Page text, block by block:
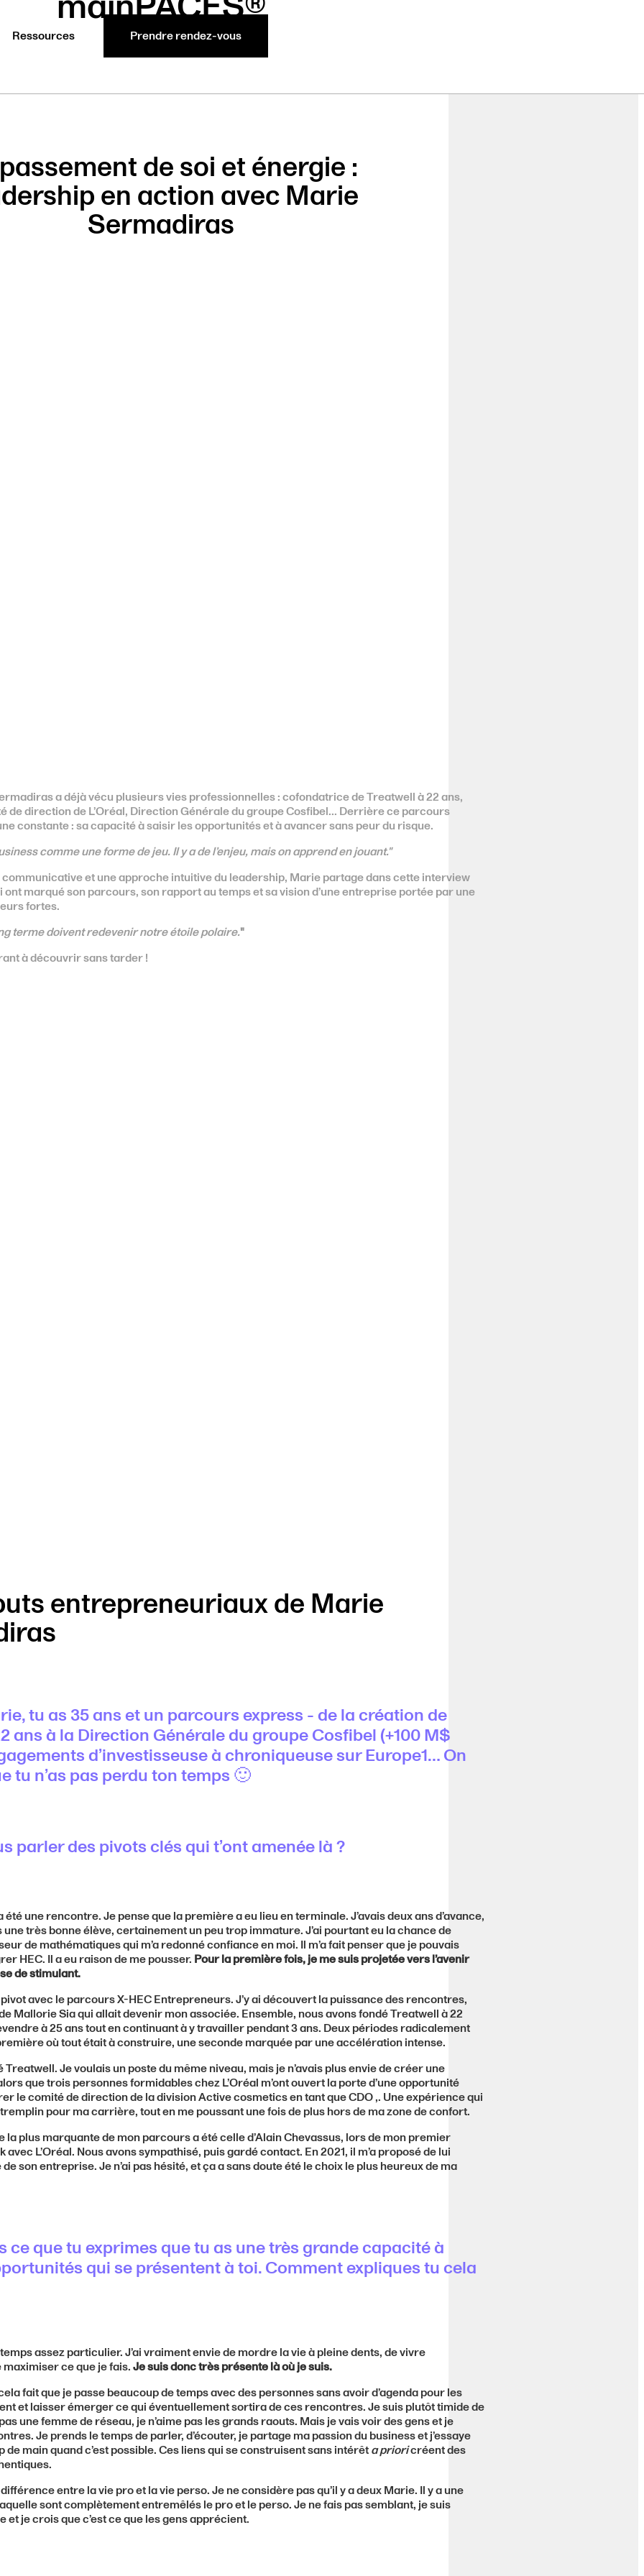
Ressources Prendre rendez-vous
de soi et énergie :
en action avec Marie
Sermadiras
a déjà vécu plusieurs vies professionnelles : cofondatrice de Treatwell à 22 ans,
de direction de L’Oréal, Direction Générale du groupe Cosfibel... Derrière ce parcours
constante : sa capacité à saisir les opportunités et à avancer sans peur du risque.
comme une forme de jeu. Il y a de l’enjeu, mais on apprend en jouant."
et une approche intuitive du leadership, Marie partage dans cette interview
marqué son parcours, son rapport au temps et sa vision d’une entreprise portée par une
fortes.
terme doivent redevenir notre étoile polaire."
à découvrir sans tarder !
entrepreneuriaux de Marie
tu as 35 ans et un parcours express - de la création de
ans à la Direction Générale du groupe Cosfibel (+100 M$
d’investisseuse à chroniqueuse sur Europe1… On
tu n’as pas perdu ton temps 🙂
parler des pivots clés qui t’ont amenée là ?
été une rencontre. Je pense que la première a eu lieu en terminale. J’avais deux ans d’avance,
une très bonne élève, certainement un peu trop immature. J’ai pourtant eu la chance de
de mathématiques qui m’a redonné confiance en moi. Il m’a fait penser que je pouvais
HEC. Il a eu raison de me pousser. Pour la première fois, je me suis projetée vers l’avenir
de stimulant.
avec le parcours X-HEC Entrepreneurs. J’y ai découvert la puissance des rencontres,
Mallorie Sia qui allait devenir mon associée. Ensemble, nous avons fondé Treatwell à 22
à 25 ans tout en continuant à y travailler pendant 3 ans. Deux périodes radicalement
où tout était à construire, une seconde marquée par une accélération intense.
Treatwell. Je voulais un poste du même niveau, mais je n’avais plus envie de créer une
que trois personnes formidables chez L’Oréal m’ont ouvert la porte d’une opportunité
le comité de direction de la division Active cosmetics en tant que CDO ,. Une expérience qui
pour ma carrière, tout en me poussant une fois de plus hors de ma zone de confort.
la plus marquante de mon parcours a été celle d’Alain Chevassus, lors de mon premier
avec L’Oréal. Nous avons sympathisé, puis gardé contact. En 2021, il m’a proposé de lui
son entreprise. Je n’ai pas hésité, et ça a sans doute été le choix le plus heureux de ma
ce que tu exprimes que tu as une très grande capacité à
qui se présentent à toi. Comment expliques tu cela
assez particulier. J’ai vraiment envie de mordre la vie à pleine dents, de vivre
ce que je fais.Je suis donc très présente là où je suis.
fait que je passe beaucoup de temps avec des personnes sans avoir d’agenda pour les
et laisser émerger ce qui éventuellement sortira de ces rencontres. Je suis plutôt timide de
une femme de réseau, je n’aime pas les grands raouts. Mais je vais voir des gens et je
Je prends le temps de parler, d’écouter, je partage ma passion du business et j’essaye
de main quand c’est possible. Ces liens qui se construisent sans intérêta prioricréent des
entre la vie pro et la vie perso. Je ne considère pas qu’il y a deux Marie. Il y a une
sont complètement entremêlés le pro et le perso. Je ne fais pas semblant, je suis
et je crois que c’est ce que les gens apprécient.